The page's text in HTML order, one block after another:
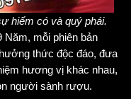
hiếm có và quý phái.
Năm, mỗi phiên bản
thức độc đáo, đưa
hương vị khác nhau,
người sành rượu.